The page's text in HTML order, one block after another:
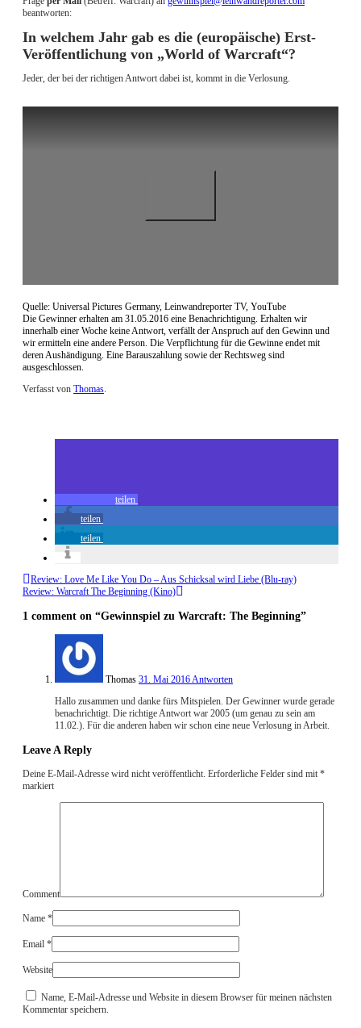
beantworten:
In welchem Jahr gab es die (europäische) Erst-
Veröffentlichung von „World of Warcraft“?
Jeder, der bei der richtigen Antwort dabei ist, kommt in die Verlosung.
Quelle: Universal Pictures Germany, Leinwandreporter TV, YouTube
Die Gewinner erhalten am 31.05.2016 eine Benachrichtigung. Erhalten wir
innerhalb einer Woche keine Antwort, verfällt der Anspruch auf den Gewinn und
wir ermitteln eine andere Person. Die Verpflichtung für die Gewinne endet mit
deren Aushändigung. Eine Barauszahlung sowie der Rechtsweg sind
ausgeschlossen.
Verfasst von Thomas
teilen
teilen
teilen
Review: Love Me Like You Do – Aus Schicksal wird Liebe (Blu-ray)
Review: Warcraft The Beginning (Kino)
1 comment on “Gewinnspiel zu Warcraft: The Beginning”
Thomas 31. Mai 2016 Antworten
Hallo zusammen und danke fürs Mitspielen. Der Gewinner wurde gerade
benachrichtigt. Die richtige Antwort war 2005 (um genau zu sein am
11.02.). Für die anderen haben wir schon eine neue Verlosung in Arbeit.
Leave A Reply
Deine E-Mail-Adresse wird nicht veröffentlicht. Erforderliche Felder sind mit *
markiert
Comment
Name *
Email *
Website
Name, E-Mail-Adresse und Website in diesem Browser für meinen nächsten
Kommentar speichern.